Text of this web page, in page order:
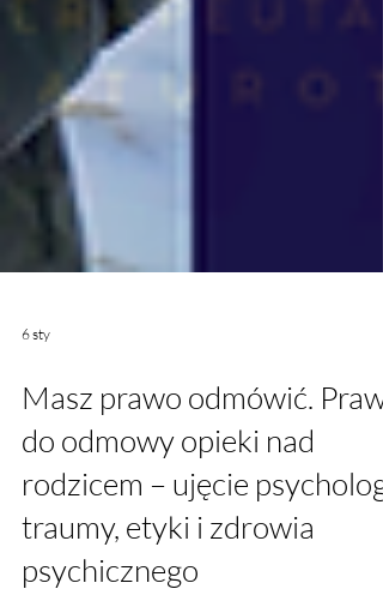
6 sty
Masz prawo odmówić. Prawo
do odmowy opieki nad
rodzicem – ujęcie psychologii